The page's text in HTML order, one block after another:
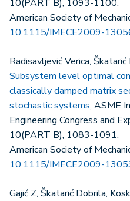
10(PART B), 1093-1100.
American Society of
10.1115/IMECE2009-
Radisavljević Verica,
Subsystem level optimal
classically damped matrix
stochastic systems, ASME
Engineering Congress and
10(PART B), 1083-1091.
American Society of
10.1115/IMECE2009-
Gajić Z, Škatarić Dobrila,